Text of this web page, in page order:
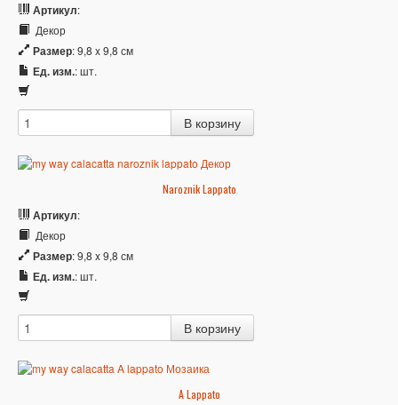
Артикул:
Декор
Размер: 9,8 x 9,8 см
Ед. изм.: шт.
Naroznik Lappato
Артикул:
Декор
Размер: 9,8 x 9,8 см
Ед. изм.: шт.
A Lappato